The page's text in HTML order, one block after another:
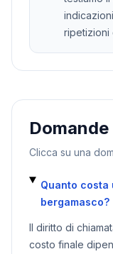
ripetizioni
Clicca su una
Quanto costa
bergamasco?
Il diritto di
costo finale